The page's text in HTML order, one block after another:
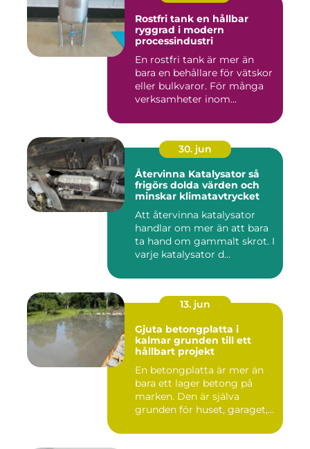
Rostfri tank en hållbar
ryggrad i modern
processindustri
En rostfri tank är mer än
bara en behållare för vätskor
eller bulkvaror. För många
verksamheter inom...
30. jun
Återvinna Katalysator så
frigörs dolda värden och
minskar klimatavtrycket
Att återvinna katalysator
handlar om mer än att bara
ta hand om gammalt skrot. I
varje katalysator d...
13. jun
Gjuta betongplatta i
kalmar grunden till ett
hållbart projekt
En betongplatta är mer än
bara ett lager betong på
marken. Den är själva
grunden för huset, garaget,...